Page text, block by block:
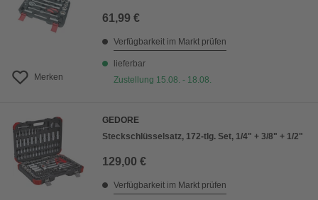
Merken
61,99 €
Verfügbarkeit im Markt prüfen
lieferbar
Zustellung 15.08. - 18.08.
GEDORE
Steckschlüsselsatz, 172-tlg. Set, 1/4" + 3/8" + 1/2"
129,00 €
Verfügbarkeit im Markt prüfen